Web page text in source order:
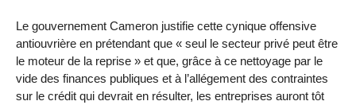
Le gouvernement Cameron justifie cette cynique offensive
antiouvrière en prétendant que « seul le secteur privé peut être
le moteur de la reprise » et que, grâce à ce nettoyage par le
vide des finances publiques et à l’allégement des contraintes
sur le crédit qui devrait en résulter, les entreprises auront tôt